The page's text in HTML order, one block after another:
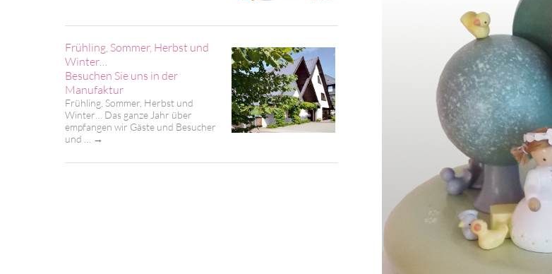
Frühling, Sommer, Herbst und
Winter…
Besuchen Sie uns in der
Manufaktur
Frühling, Sommer, Herbst und
Winter… Das ganze Jahr über
empfangen wir Gäste und Besucher
und …
→